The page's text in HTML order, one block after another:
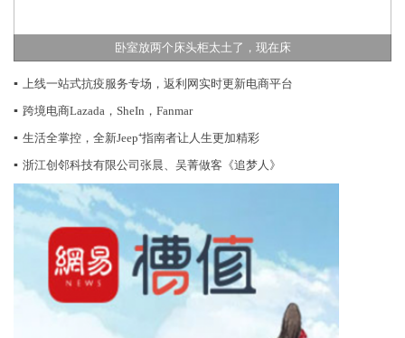
卧室放两个床头柜太土了，现在床
▪ 上线一站式抗疫服务专场，返利网实时更新电商平台
▪ 跨境电商Lazada，SheIn，Fanmar
▪ 生活全掌控，全新Jeep⁺指南者让人生更加精彩
▪ 浙江创邻科技有限公司张晨、吴菁做客《追梦人》